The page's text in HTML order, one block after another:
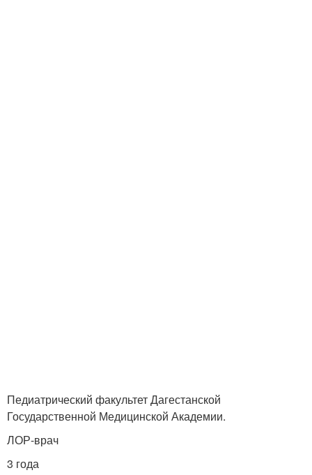
Педиатрический факультет Дагестанской
Государственной Медицинской Академии.
ЛОР-врач
3 года